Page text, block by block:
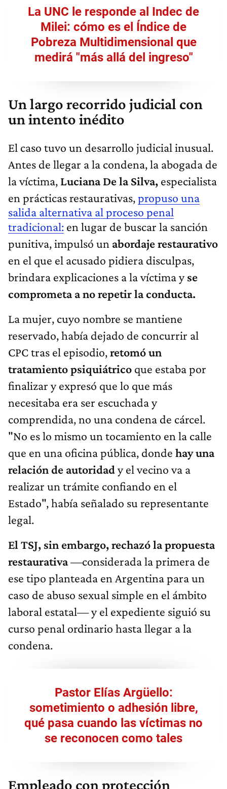
La UNC le responde al Indec de
Milei: cómo es el Índice de
Pobreza Multidimensional que
medirá "más allá del ingreso"
Un largo recorrido judicial con
un intento inédito
El caso tuvo un desarrollo judicial inusual.
Antes de llegar a la condena, la abogada de
la víctima, Luciana De la Silva, especialista
en prácticas restaurativas,propuso una
salida alternativa al proceso penal
tradicional: en lugar de buscar la sanción
punitiva, impulsó un abordaje restaurativo
en el que el acusado pidiera disculpas,
brindara explicaciones a la víctima yse
comprometa a no repetir la conducta.
La mujer, cuyo nombre se mantiene
reservado, había dejado de concurrir al
CPC tras el episodio,retomó un
tratamiento psiquiátrico que estaba por
finalizar y expresó que lo que más
necesitaba era ser escuchada y
comprendida, no una condena de cárcel.
"No es lo mismo un tocamiento en la calle
que en una oficina pública, donde hay una
relación de autoridady el vecino va a
realizar un trámite confiando en el
Estado", había señalado su representante
legal.
El TSJ, sin embargo, rechazó la propuesta
restaurativa—considerada la primera de
ese tipo planteada en Argentina para un
caso de abuso sexual simple en el ámbito
laboral estatal— y el expediente siguió su
curso penal ordinario hasta llegar a la
condena.
Pastor Elías Argüello:
sometimiento o adhesión libre,
qué pasa cuando las víctimas no
se reconocen como tales
Empleado con protección